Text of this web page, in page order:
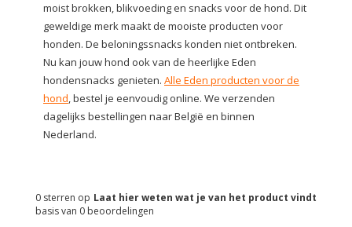
moist brokken, blikvoeding en snacks voor de hond. Dit
geweldige merk maakt de mooiste producten voor
honden. De beloningssnacks konden niet ontbreken.
Nu kan jouw hond ook van de heerlijke Eden
hondensnacks genieten. Alle Eden producten voor de
hond, bestel je eenvoudig online. We verzenden
dagelijks bestellingen naar België en binnen
Nederland.
Laat hier weten wat je van het product vindt
0 sterren op
basis van 0 beoordelingen